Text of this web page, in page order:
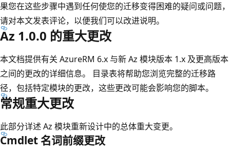
果您在这些步骤中遇到任何使您的迁移变得困难的疑问或问题，
请对本文发表评论，以便我们可以改进说明。
Az 1.0.0 的重大更改
本文档提供有关 AzureRM 6.x 与新 Az 模块版本 1.x 及更高版本
之间的更改的详细信息。 目录表将帮助您浏览完整的迁移路
径，包括特定模块的更改，这些更改可能会影响您的脚本。
常规重大更改
此部分详述 Az 模块重新设计中的总体重大变更。
Cmdlet 名词前缀更改